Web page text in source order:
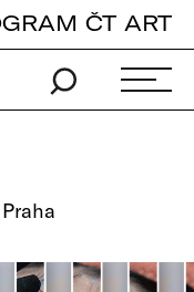
ČT ART